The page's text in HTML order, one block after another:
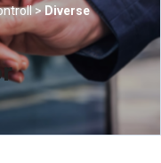
>Diverse